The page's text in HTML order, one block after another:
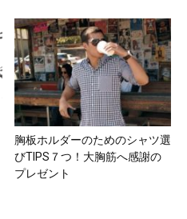
胸板ホルダーのためのシャツ選
びTIPS７つ！大胸筋へ感謝の
プレゼント